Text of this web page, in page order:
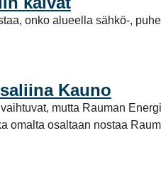
onko alueella sähkö-,
Kauno
mutta Rauman
omalta osaltaan nostaa